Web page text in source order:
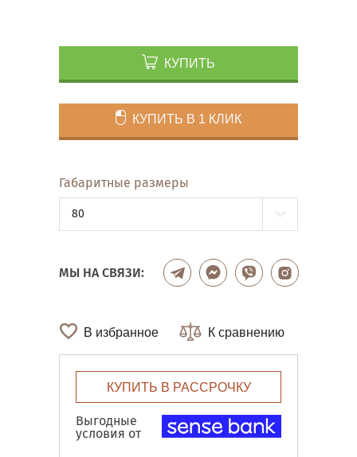
КУПИТЬ
КУПИТЬ В 1 КЛИК
Габаритные размеры
80
МЫ НА СВЯЗИ:
В избранное К сравнению
КУПИТЬ В РАССРОЧКУ
Выгодные
условия от